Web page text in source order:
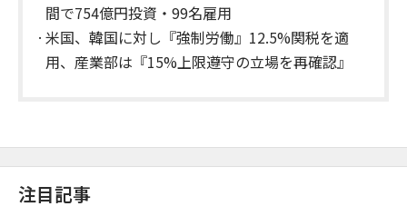
間で754億円投資・99名雇用
米国、韓国に対し『強制労働』12.5%関税を適
用、産業部は『15%上限遵守の立場を再確認』
注目記事